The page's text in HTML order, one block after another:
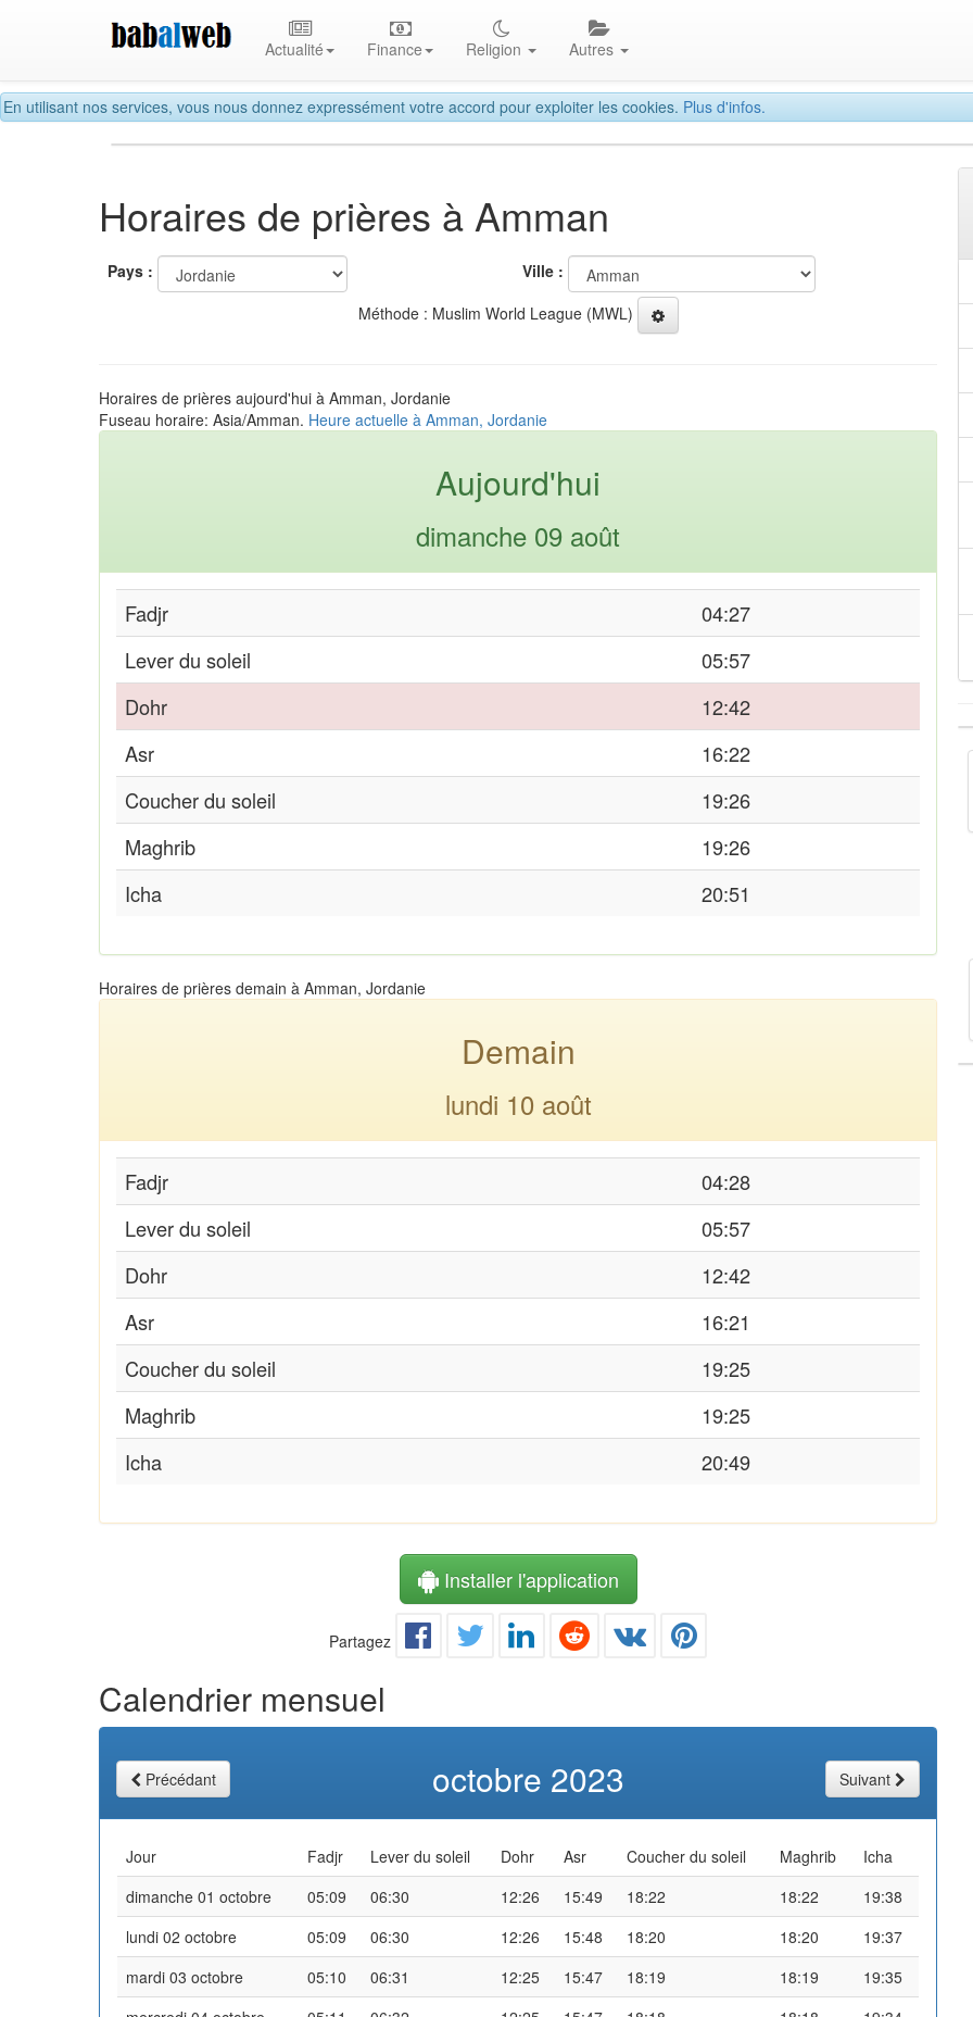
En utilisant nos services, vous nous donnez expressément votre accord pour exploiter les cookies. Plus d'infos.
Actualité Finance Religion Autres
Horaires de prières à Amman
Pays :
Ville :
Méthode : Muslim World League (MWL)
Horaires de prières aujourd'hui à Amman, Jordanie
Fuseau horaire: Asia/Amman. Heure actuelle à Amman, Jordanie
Aujourd'hui
dimanche 09 août
Fadjr
04:27
Lever du soleil
05:57
Dohr
12:42
Asr
16:22
Coucher du soleil
19:26
Maghrib
19:26
Icha
20:51
Horaires de prières demain à Amman, Jordanie
Demain
lundi 10 août
Fadjr
04:28
Lever du soleil
05:57
Dohr
12:42
Asr
16:21
Coucher du soleil
19:25
Maghrib
19:25
Icha
20:49
Installer l'application
Partagez
Calendrier mensuel
Précédant octobre 2023 Suivant
Jour Fadjr Lever du soleil Dohr Asr Coucher du soleil Maghrib
Icha
dimanche 01 octobre
05:09 06:30 12:26 15:49 18:22 18:22
19:38
lundi 02 octobre
05:09 06:30 12:26 15:48 18:20 18:20
19:37
mardi 03 octobre
05:10 06:31 12:25 15:47 18:19 18:19
19:35